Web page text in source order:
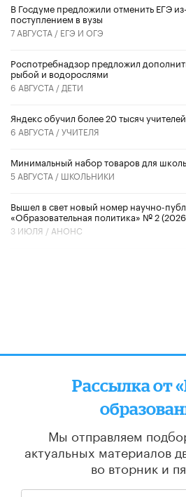
В Госдуме предложили отменить ЕГЭ
поступлением в вузы
7 АВГУСТА / ЕГЭ И ОГЭ
Роспотребнадзор предложил
рыбой и водорослями
6 АВГУСТА / ДЕТИ
​Яндекс обучил более 20 тысяч
6 АВГУСТА /УЧИТЕЛЯ
Минимальный набор товаров для
5 АВГУСТА / ШКОЛЬНИКИ
Вышел в свет новый номер научно-
«Образовательная политика» № 2
3 ИЮЛЯ / АНОНС
Рассылка от
Мы отправляем
актуальных материалов
во вторник и